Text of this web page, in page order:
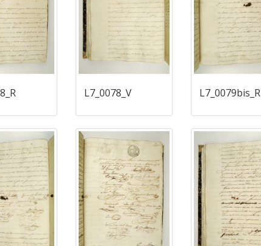
L7_0078_V L7_0079bis_R